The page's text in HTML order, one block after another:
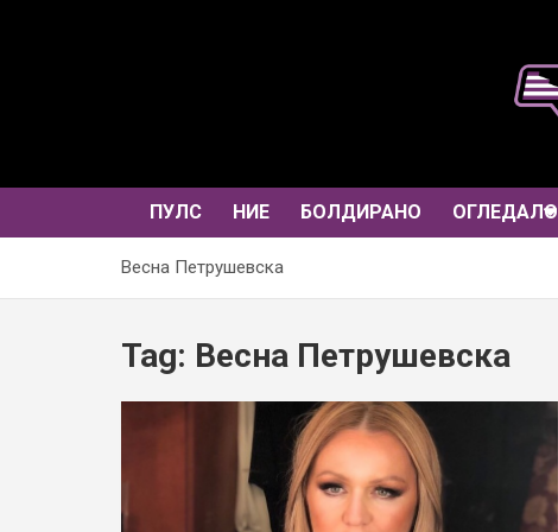
ПУЛС НИЕ БОЛДИРАНО ОГЛЕДАЛО
Весна Петрушевска
Tag: Весна Петрушевска